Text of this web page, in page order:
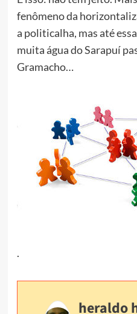
fenômeno da
a politicalha, mas até
muita água do Sarapuí
Gramacho…
.
heraldo